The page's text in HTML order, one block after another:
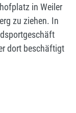
in Weiler
zu ziehen. In
dort beschäftigt